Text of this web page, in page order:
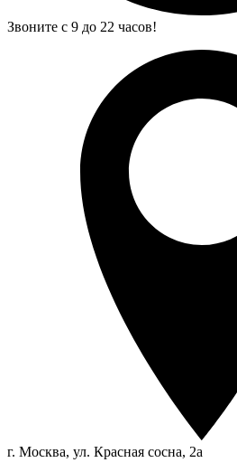
Звоните с 9 до 22 часов!
г. Москва, ул. Красная сосна, 2а